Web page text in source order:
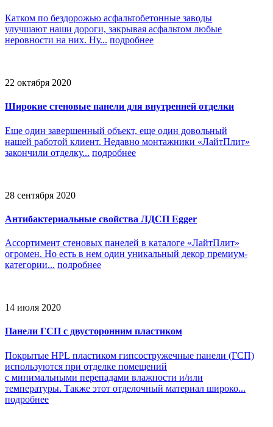
Катком по бездорожью асфальтобетонные заводы
улучшают наши дороги, закрывая асфальтом любые
неровности на них. Ну... подробнее
22 октября 2020
Широкие стеновые панели для внутренней отделки
Еще один завершенный объект, еще один довольный
нашей работой клиент. Недавно монтажники «ЛайтПлит»
закончили отделку... подробнее
28 сентября 2020
Антибактериальные свойства ЛДСП Egger
Ассортимент стеновых панелей в каталоге «ЛайтПлит»
огромен. Но есть в нем один уникальный декор премиум-
категории... подробнее
14 июля 2020
Панели ГСП с двусторонним пластиком
Покрытые HPL пластиком гипсостружечные панели (ГСП)
используются при отделке помещений
с минимальными перепадами влажности и/или
температуры. Также этот отделочный материал широко...
подробнее